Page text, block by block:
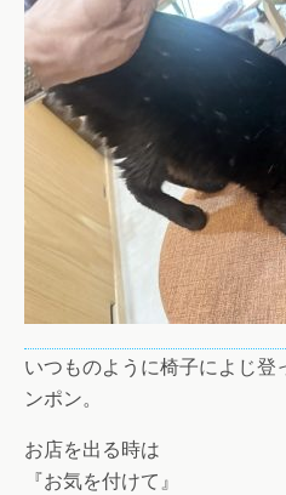
いつものように椅子によじ
ンポン。
お店を出る時は
『お気を付けて』